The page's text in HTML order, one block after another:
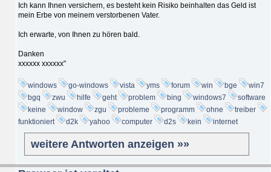
Ich kann Ihnen versichern, es besteht kein Risiko beinhalten das Geld ist
mein Erbe von meinem verstorbenen Vater.
Ich erwarte, von Ihnen zu hören bald.
Danken
xxxxxx xxxxxx"
windows go-windows vista yms forum win bge
win7
bgq
zwu hilfe geht problem bing windows7
software
keine
window zgu probleme programm ohne
treiber
funktioniert
d2k yahoo computer d2s kein internet
weitere Antworten anzeigen »»